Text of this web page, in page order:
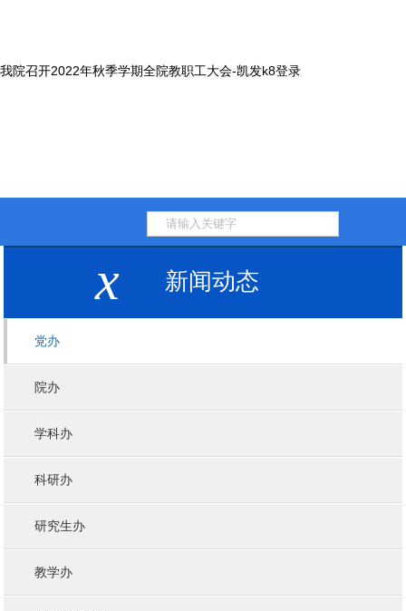
我院召开2022年秋季学期全院教职工大会-凯发k8登录
x 新闻动态
党办
院办
学科办
科研办
研究生办
教学办